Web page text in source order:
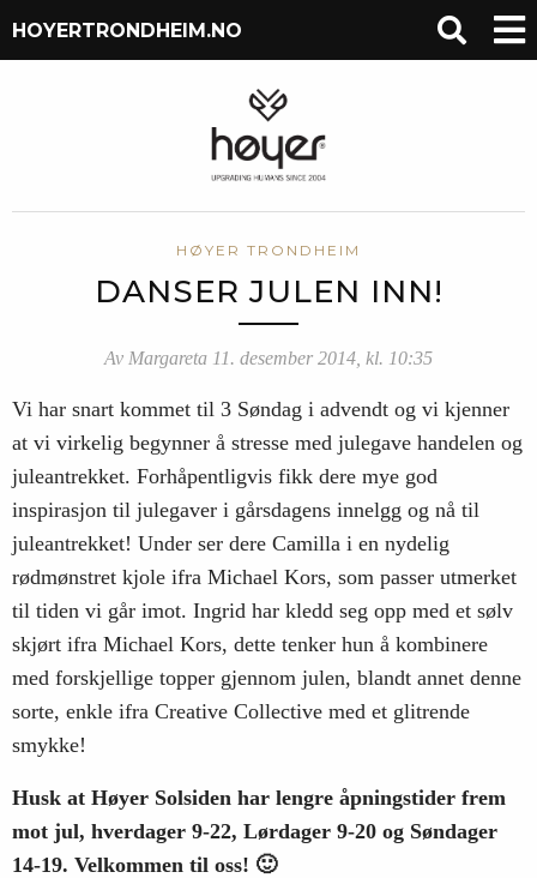
HOYERTRONDHEIM.NO
HØYER TRONDHEIM
DANSER JULEN INN!
Av Margareta 11. desember 2014, kl. 10:35
Vi har snart kommet til 3 Søndag i advendt og vi kjenner
at vi virkelig begynner å stresse med julegave handelen og
juleantrekket. Forhåpentligvis fikk dere mye god
inspirasjon til julegaver i gårsdagens innelgg og nå til
juleantrekket! Under ser dere Camilla i en nydelig
rødmønstret kjole ifra Michael Kors, som passer utmerket
til tiden vi går imot. Ingrid har kledd seg opp med et sølv
skjørt ifra Michael Kors, dette tenker hun å kombinere
med forskjellige topper gjennom julen, blandt annet denne
sorte, enkle ifra Creative Collective med et glitrende
smykke!
Husk at Høyer Solsiden har lengre åpningstider frem
mot jul, hverdager 9-22, Lørdager 9-20 og Søndager
14-19. Velkommen til oss! 🙂